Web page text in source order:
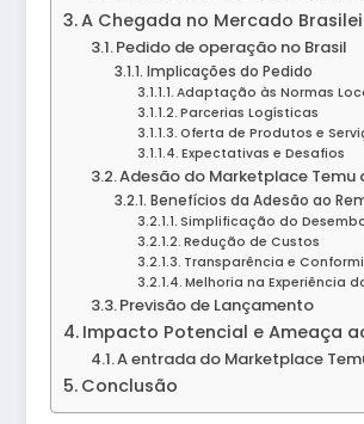
A Chegada no Mercado
Pedido de operação no Brasil
Implicações do Pedido
Adaptação às Normas
Parcerias Logísticas
Oferta de Produtos e
Expectativas e Desafios
Adesão do Marketplace Temu
Benefícios da Adesão ao
Simplificação do
Redução de Custos
Transparência e
Melhoria na Experiência
Previsão de Lançamento
Impacto Potencial e Ameaça
A entrada do Marketplace
Conclusão